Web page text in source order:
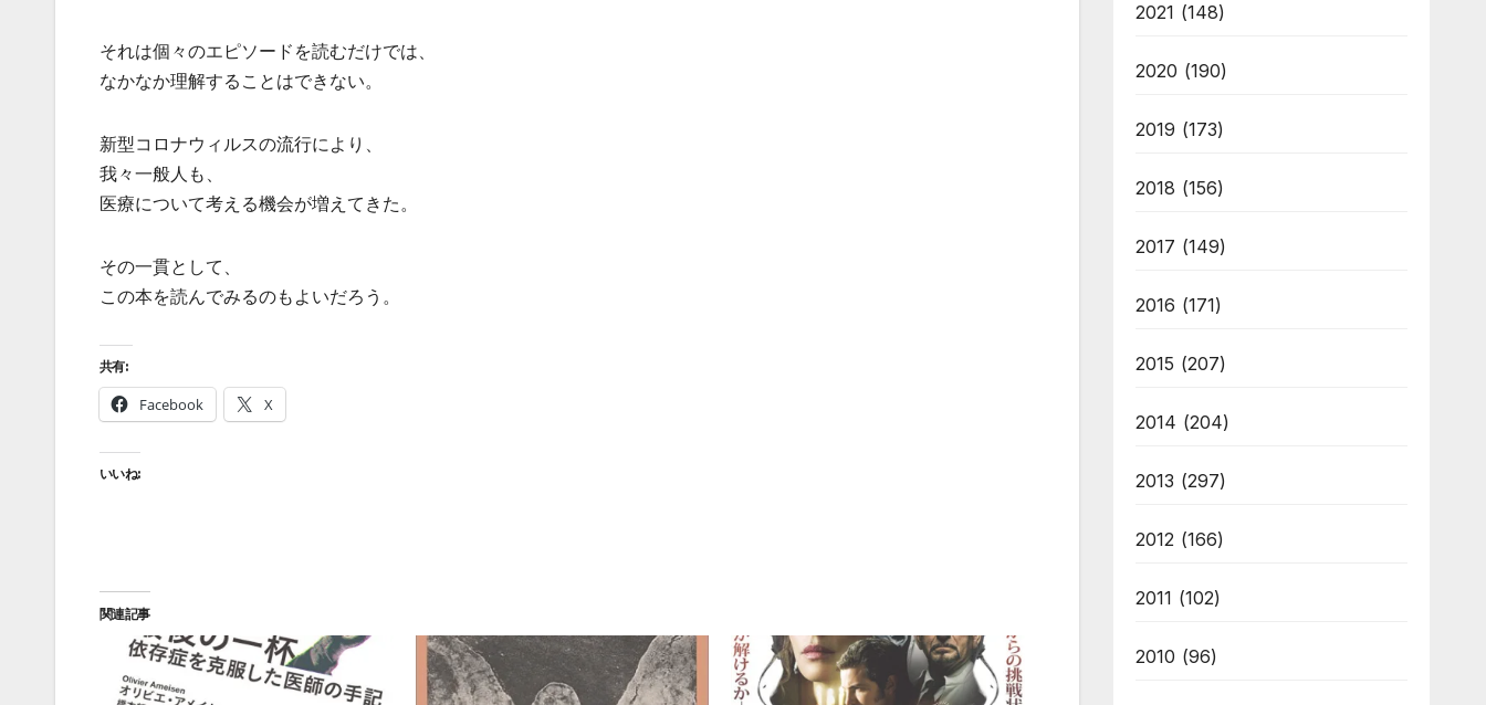
それは個々のエピソードを読むだけでは、
なかなか理解することはできない。
新型コロナウィルスの流行により、
我々一般人も、
医療について考える機会が増えてきた。
その一貫として、
この本を読んでみるのもよいだろう。
共有:
Facebook X
いいね:
関連記事
2021 (148)
2020 (190)
2019 (173)
2018 (156)
2017 (149)
2016 (171)
2015 (207)
2014 (204)
2013 (297)
2012 (166)
2011 (102)
2010 (96)